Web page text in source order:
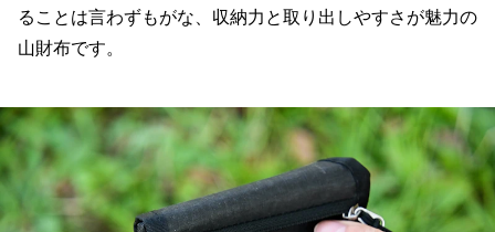
ることは言わずもがな、収納力と取り出しやすさが魅力の
山財布です。